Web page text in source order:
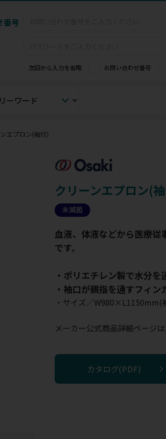
番号
次回から入力を省略 お問い合わせ番号
エプロン(袖付)
クリーンエプロン(
未滅菌
血液、体液などから医療
です。
・ポリエチレン製で水分
・袖口が親指を通すフィ
・サイズ／W980×L1150mm(
メーカー公式商品詳細ページは
カタログ(PDF)